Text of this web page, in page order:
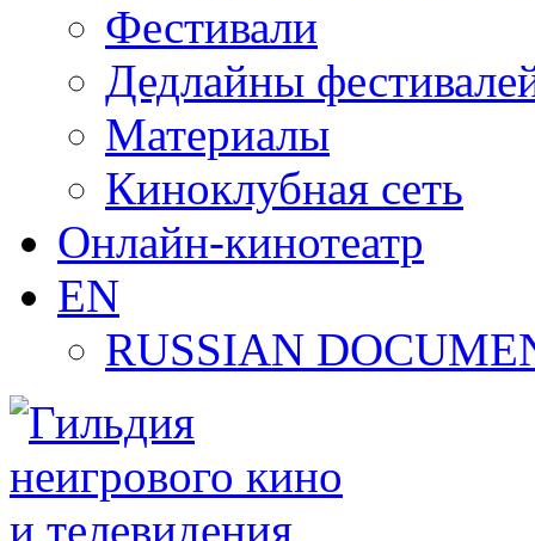
Фестивали
Дедлайны
Материалы
Киноклубная сеть
Онлайн-кинотеатр
EN
RUSSIAN